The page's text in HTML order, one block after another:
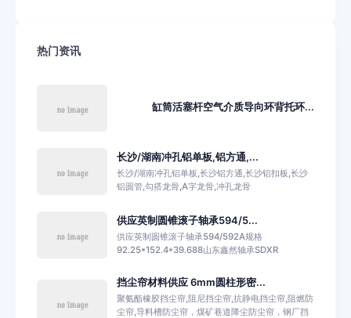
热门资讯
缸筒活塞杆空气介质导向环背托环...
长沙/湖南冲孔铝单板,铝方通,...
长沙/湖南冲孔铝单板,长沙铝方通,长沙铝扣板,长沙
铝圆管,勾搭龙骨,A字龙骨,冲孔龙骨
供应英制圆锥滚子轴承594/5...
供应英制圆锥滚子轴承594/592A规格
92.25*152.4*39.688山东鑫然轴承SDXR
挡尘帘材料供应 6mm圆柱形密...
聚氨酯橡胶挡尘帘,阻尼挡尘帘,抗静电挡尘帘,阻燃防
尘帘,导料槽防尘帘，煤矿巷道降尘防尘帘，钢厂挡